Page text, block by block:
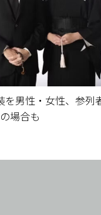
を男性・女性、参列
場合も